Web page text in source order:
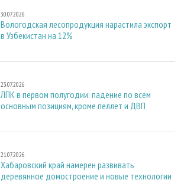
30.07.2026
Вологодская лесопродукция нарастила экспорт
в Узбекистан на 12%
23.07.2026
ЛПК в первом полугодии: падение по всем
основным позициям, кроме пеллет и ДВП
21.07.2026
Хабаровский край намерен развивать
деревянное домостроение и новые технологии